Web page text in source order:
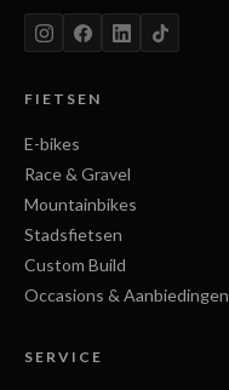
FIETSEN
E-bikes
Race & Gravel
Mountainbikes
Stadsfietsen
Custom Build
Occasions & Aanbiedingen
SERVICE